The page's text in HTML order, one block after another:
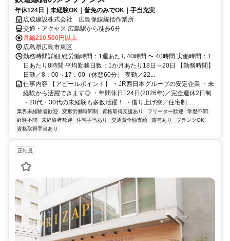
年休124日｜未経験OK｜普免のみでOK｜手当充実
広成建設株式会社 広島保線統括作業所
交通・アクセス 広島駅から徒歩6分
月給210,500円以上
広島県広島市東区
勤務時間詳細 総労働時間：1週あたり40時間 〜 40時間 実働時間：1
日あたり8時間 平均勤務日数：1か月あたり18日～20日 【勤務時間】
日勤／8：00～17：00（休憩60分） 夜勤／22...
仕事内容 【アピールポイント】 ・JR西日本グループの安定企業 ・未
経験から活躍できます◎ ・年間休日124日(2026年)／完全週休2日制
・20代・30代の未経験も多数活躍！ ・借り上げ寮／住宅制...
業界未経験者歓迎 変形労働時間制 資格取得支援あり フリーター歓迎
学歴不問
経験不問
未経験者歓迎 住宅手当あり 交通費全額支給 賞与あり
ブランクOK
資格取得手当あり
正社員